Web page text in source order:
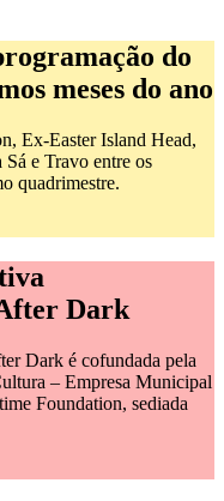
do
meses do ano
Ex-Easter Island Head,
e Travo entre os
quadrimestre.
Dark
Dark é cofundada pela
– Empresa Municipal
Foundation, sediada